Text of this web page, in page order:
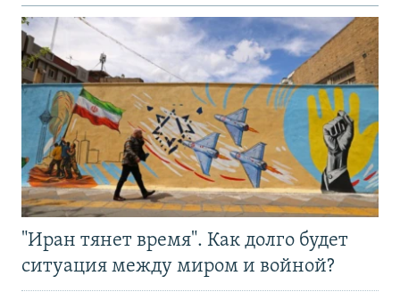
"Иран тянет время". Как долго будет
ситуация между миром и войной?